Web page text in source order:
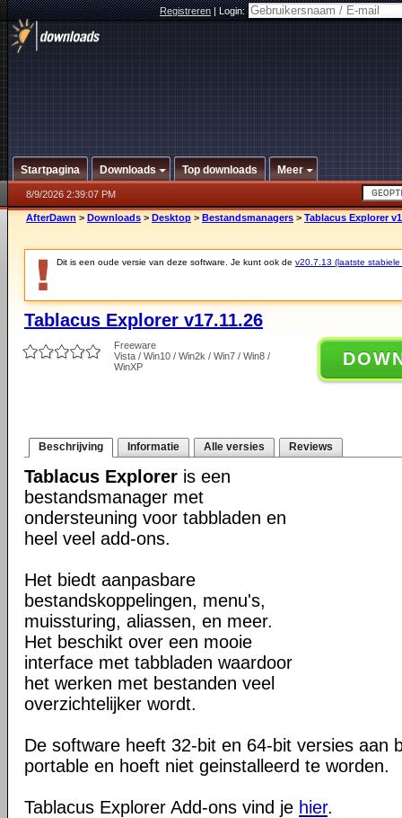
Registreren|Login:
Startpagina Downloads Top downloads Meer
8/9/2026 2:39:07 PM
AfterDawn > Downloads > Desktop > Bestandsmanagers > Tablacus Explorer
Dit is een oude versie van deze software. Je kunt ook de v20.7.13 (laatste stabiele
Tablacus Explorer v17.11.26
Freeware
Vista / Win10 / Win2k / Win7 / Win8 /
WinXP
Beschrijving Informatie Alle versies Reviews
Tablacus Explorer is een
bestandsmanager met
ondersteuning voor tabbladen en
heel veel add-ons.
Het biedt aanpasbare
bestandskoppelingen, menu's,
muissturing, aliassen, en meer.
Het beschikt over een mooie
interface met tabbladen waardoor
het werken met bestanden veel
overzichtelijker wordt.
De software heeft 32-bit en 64-bit versies aan
portable en hoeft niet geinstalleerd te worden.
Tablacus Explorer Add-ons vind je hier.